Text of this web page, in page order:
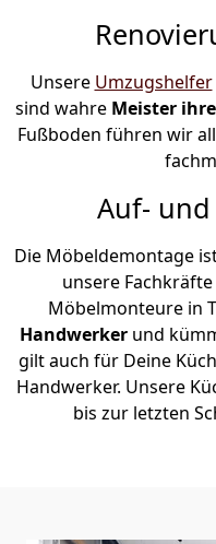
Unsere Umzugshelfer
sind wahre Meister
Fußboden führen wir
Auf-
Die Möbeldemontage
unsere
Möbelmonteure in
Handwerker und
gilt auch für Deine
Handwerker. Unsere
bis zur letzten